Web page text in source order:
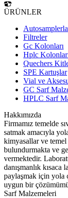
ÜRÜNLER
Filtreler
Gc Kolonları
Hplc
Quechers
SPE Kartuşlar
Vial ve
GC Sarf
HPLC Sarf
Hakkımızda
Firmamız temelde
satmak amacıyla
kimyasallar ve
bulundurmakta ve
vermektedir.
danışmanlık
paylaşmak için yola
uygun bir
Sarf Malzemeleri